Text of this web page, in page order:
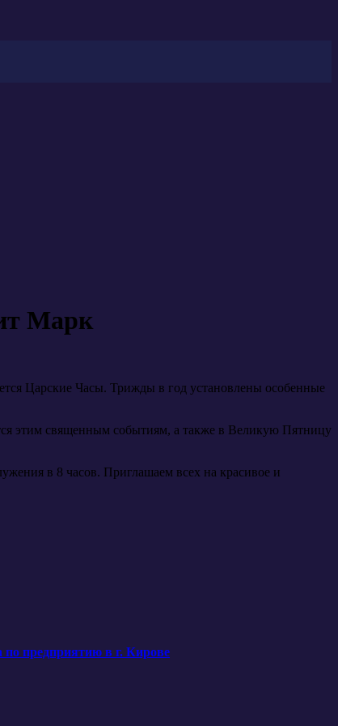
Марк
Царские Часы. Трижды в год установлены особенные
этим священным событиям, а также в Великую Пятницу
в 8 часов. Приглашаем всех на красивое и
предприятию в г. Кирове